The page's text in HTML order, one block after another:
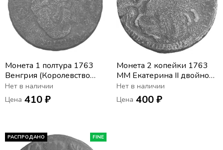
Монета 1 полтура 1763
Венгрия (Королевство
Венгрия)
Нет в наличии
Цена 410 ₽
Монета 2 копейки 1763
ММ Екатерина II двойной
перечекан (5 копеек
Крестовик и 4 копейки)
Нет в наличии
Цена 400 ₽
РАСПРОДАНО FINE